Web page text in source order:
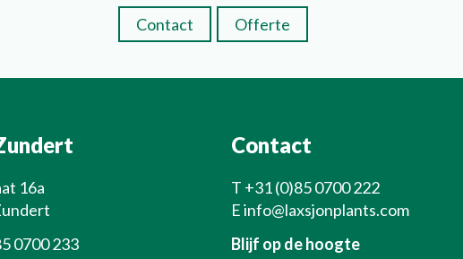
Contact Offerte
16a
0700 233
Contact
T +31 (0)85 0700 222
Einfo@laxsjonplants.com
Blijf op de hoogte